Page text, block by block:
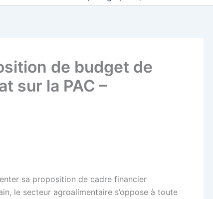
de budget de
sur la PAC –
sa proposition de cadre financier
le secteur agroalimentaire s’oppose à toute